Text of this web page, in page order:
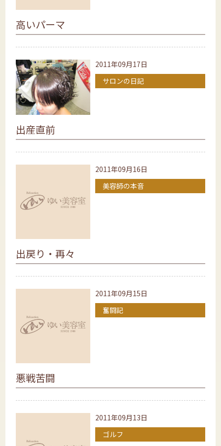
高いパーマ
2011年09月17日
サロンの日記
出産直前
2011年09月16日
美容師の本音
出戻り・再々
2011年09月15日
奮闘記
悪戦苦闘
2011年09月13日
ゴルフ